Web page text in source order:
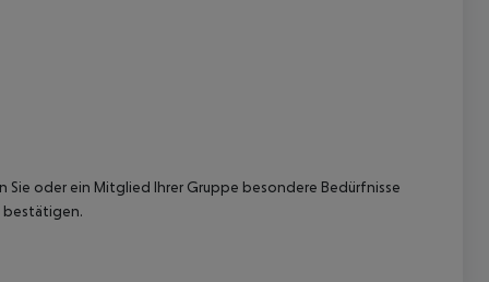
oder ein Mitglied Ihrer Gruppe besondere Bedürfnisse
bestätigen.